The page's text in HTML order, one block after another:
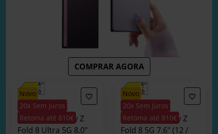
novo
20x Sem Juros
Retoma até 810€
Smartphone
Samsung Galaxy Z
Fold 8 Ultra 5G 8.0"
novo
20x Sem Juros
Retoma até 810€
Smartphone
Samsung Galaxy Z
Fold 8 5G 7.6" (12 /
COMPRAR AGORA